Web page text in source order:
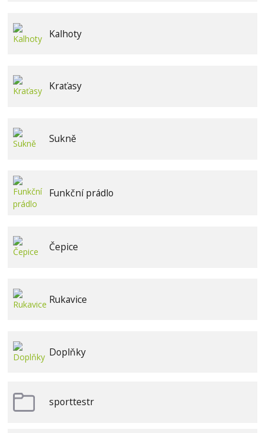
Kalhoty
Kraťasy
Sukně
Funkční prádlo
Čepice
Rukavice
Doplňky
sporttestr